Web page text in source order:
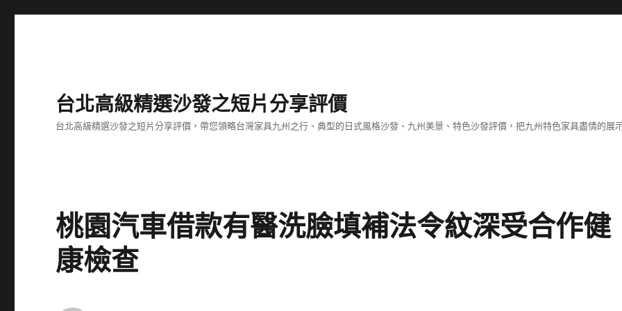
台北高級精選沙發之短片分享評價
台北高級精選沙發之短片分享評價，帶您領略台灣家具九州之行、典型的日式風格沙發、九州美景、特色沙發評價，把九州特色家具盡情的展
桃園汽車借款有醫洗臉填補法令紋深受合作健
康檢查